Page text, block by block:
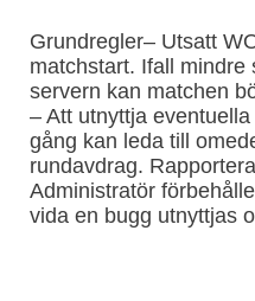
Grundregler– Utsatt
matchstart. Ifall
servern kan matchen
– Att utnyttja
gång kan leda till
rundavdrag.
Administratör
vida en bugg utnyttjas